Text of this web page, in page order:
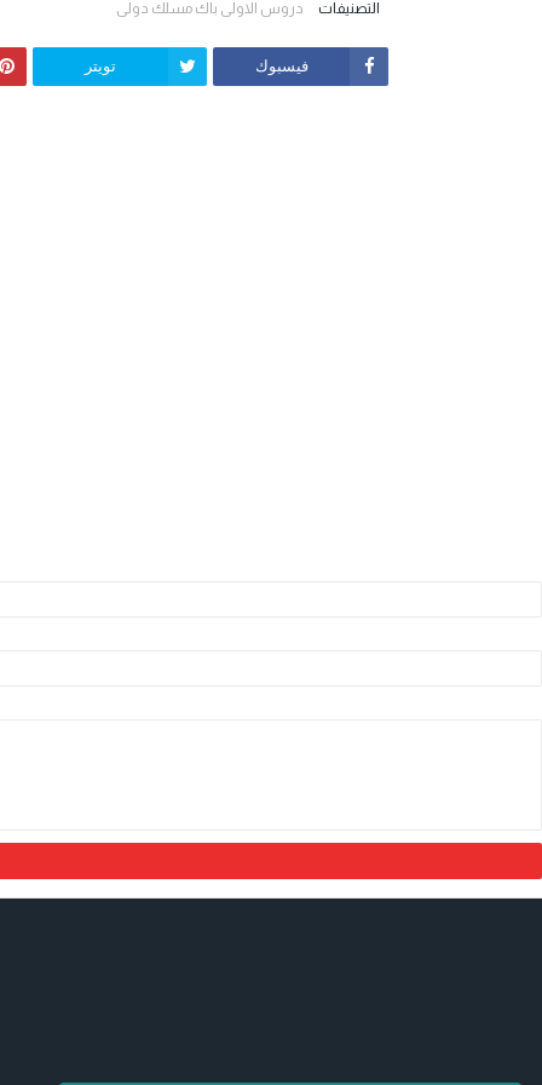
التصنيفات دروس الاولى باك مسلك دولي
فيسبوك تويتر